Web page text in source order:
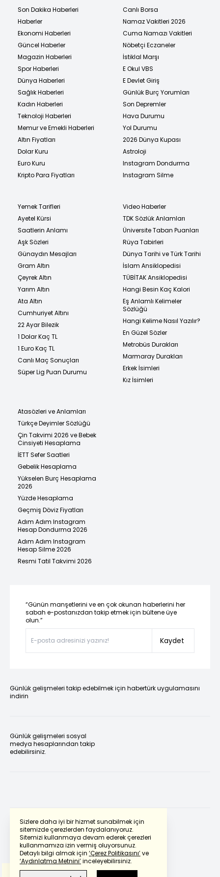
Sizlere daha iyi bir hizmet sunabilmek için
sitemizde çerezlerden faydalanıyoruz.
Sitemizi kullanmaya devam ederek çerezleri
kullanmamıza izin vermiş oluyorsunuz.
Detaylı bilgi almak için ‘Çerez Politikasını’ve
‘Aydınlatma Metnini’inceleyebilirsiniz.
Son Dakika Haberleri
Haberler
Ekonomi Haberleri
Güncel Haberler
Magazin Haberleri
Spor Haberleri
Dünya Haberleri
Sağlık Haberleri
Kadın Haberleri
Teknoloji Haberleri
Memur ve Emekli Haberleri
Altın Fiyatları
Dolar Kuru
Euro Kuru
Kripto Para Fiyatları
Canlı Borsa
Namaz Vakitleri 2026
Cuma Namazı Vakitleri
Nöbetçi Eczaneler
İstiklal Marşı
E Okul VBS
E Devlet Giriş
Günlük Burç Yorumları
Son Depremler
Hava Durumu
Yol Durumu
2026 Dünya Kupası
Astroloji
Instagram Dondurma
Instagram Silme
Yemek Tarifleri
Ayetel Kürsi
Saatlerin Anlamı
Aşk Sözleri
Günaydın Mesajları
Gram Altın
Çeyrek Altın
Yarım Altın
Ata Altın
Cumhuriyet Altını
22 Ayar Bilezik
1 Dolar Kaç TL
1 Euro Kaç TL
Canlı Maç Sonuçları
Süper Lig Puan Durumu
Video Haberler
TDK Sözlük Anlamları
Üniversite Taban Puanları
Rüya Tabirleri
Dünya Tarihi ve Türk Tarihi
İslam Ansiklopedisi
TÜBİTAK Ansiklopedisi
Hangi Besin Kaç Kalori
Eş Anlamlı Kelimeler
Sözlüğü
Hangi Kelime Nasıl Yazılır?
En Güzel Sözler
Metrobüs Durakları
Marmaray Durakları
Erkek İsimleri
Kız İsimleri
Atasözleri ve Anlamları
Türkçe Deyimler Sözlüğü
Çin Takvimi 2026 ve Bebek
Cinsiyeti Hesaplama
İETT Sefer Saatleri
Gebelik Hesaplama
Yükselen Burç Hesaplama
2026
Yüzde Hesaplama
Geçmiş Döviz Fiyatları
Adım Adım Instagram
Hesap Dondurma 2026
Adım Adım Instagram
Hesap Silme 2026
Resmi Tatil Takvimi 2026
“Günün manşetlerini ve en çok okunan haberlerini her
sabah e-postanızdan takip etmek için bültene üye
olun.”
Kaydet
Günlük gelişmeleri takip edebilmek için habertürk uygulamasını
indirin
Günlük gelişmeleri sosyal
medya hesaplarından takip
edebilirsiniz.
Powered by Translate
Bu çevirideGoogle Transletekullanılmıştır.